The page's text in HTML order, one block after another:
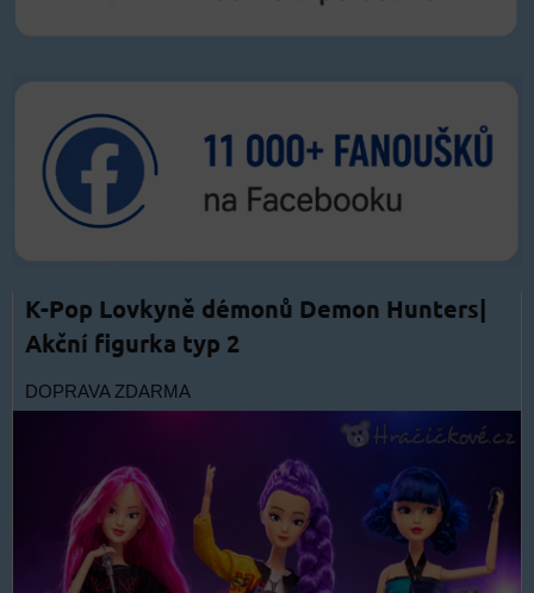
K-Pop Lovkyně démonů Demon Hunters|
Akční figurka typ 2
DOPRAVA ZDARMA